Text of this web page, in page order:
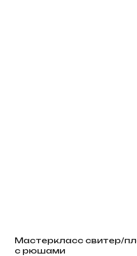
Мастеркласс свитер/
с рюшами